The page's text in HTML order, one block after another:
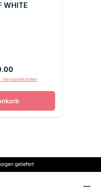
WHITE
Versandkosten
geliefert